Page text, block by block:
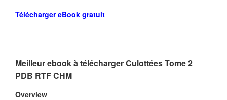
Télécharger eBook gratuit
Meilleur ebook à télécharger Culottées Tome 2
PDB RTF CHM
Overview